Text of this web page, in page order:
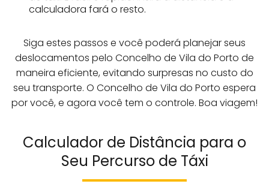
calculadora fará o resto.
Siga estes passos e você poderá planejar seus
deslocamentos pelo Concelho de Vila do Porto de
maneira eficiente, evitando surpresas no custo do
seu transporte. O Concelho de Vila do Porto espera
por você, e agora você tem o controle. Boa viagem!
Calculador de Distância para o
Seu Percurso de Táxi